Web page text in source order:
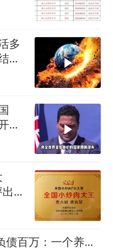
多
果
从“零风险零投入”到负债百万：一个养牛项目崩盘后，谁该为农户的贷款买单丨红星调查